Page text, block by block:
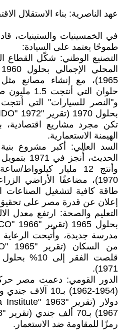
عهد الناصرية: بناء الاستقلال
في الخمسينيات والستينيات،
طموحًا يعتمد على السيادة:
1965)، مع إنشاء مصانع
تكن مجرد مشاريع اقتصادية،
الهيمنة الاستعمارية.
السد العالي: أكبر مشروع
الحديث،
طاقة كافية لتشغيل الصناعات
إعلان عن قدرة مصر على تحقيق
1971).
الدور القومي: دعمت مصر
رمزًا للمقاومة ضد الاستعمار.